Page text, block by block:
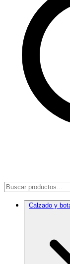
Calzado y